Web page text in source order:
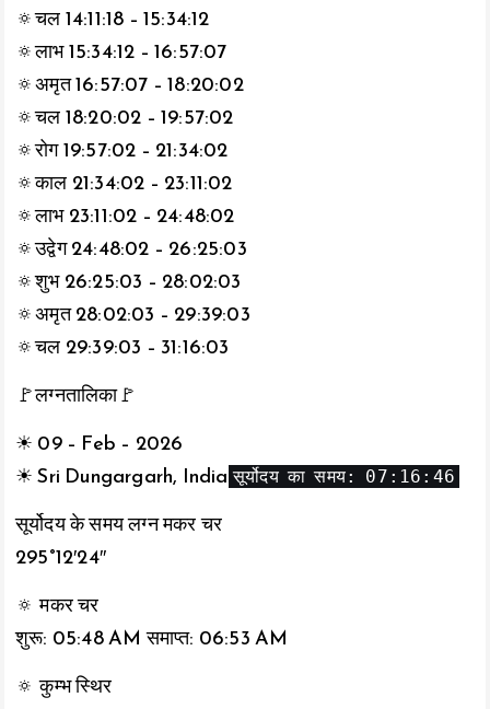
🔅चल 14:11:18 – 15:34:12
🔅लाभ 15:34:12 – 16:57:07
🔅अमृत 16:57:07 – 18:20:02
🔅चल 18:20:02 – 19:57:02
🔅रोग 19:57:02 – 21:34:02
🔅काल 21:34:02 – 23:11:02
🔅लाभ 23:11:02 – 24:48:02
🔅उद्वेग 24:48:02 – 26:25:03
🔅शुभ 26:25:03 – 28:02:03
🔅अमृत 28:02:03 – 29:39:03
🔅चल 29:39:03 – 31:16:03
🚩लग्नतालिका🚩
☀ 09 – Feb – 2026
☀ Sri Dungargarh, India सूर्योदय का समय: 07:16:46
सूर्योदय के समय लग्न मकर चर
295°12′24″
🔅 मकर चर
शुरू: 05:48 AM समाप्त: 06:53 AM
🔅 कुम्भ स्थिर